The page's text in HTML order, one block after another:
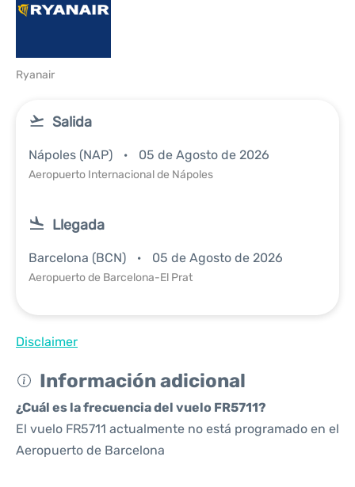
Ryanair
Salida
Nápoles (NAP) 05 de Agosto de 2026
Aeropuerto Internacional de Nápoles
Llegada
Barcelona (BCN) 05 de Agosto de 2026
Aeropuerto de Barcelona-El Prat
Disclaimer
Información adicional
¿Cuál es la frecuencia del vuelo FR5711?
El vuelo FR5711 actualmente no está programado en el
Aeropuerto de Barcelona